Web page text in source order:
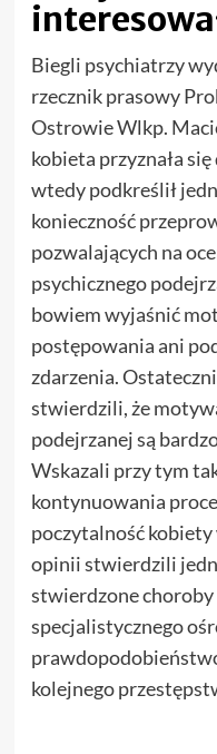
Biegli psychiatrzy
rzecznik prasowy
Ostrowie Wlkp.
kobieta przyznała
wtedy podkreślił
konieczność
pozwalających na
psychicznego
bowiem wyjaśnić
postępowania ani
zdarzenia.
stwierdzili, że
podejrzanej są
Wskazali przy tym
kontynuowania
poczytalność
opinii stwierdzili
stwierdzone
specjalistycznego
kolejnego